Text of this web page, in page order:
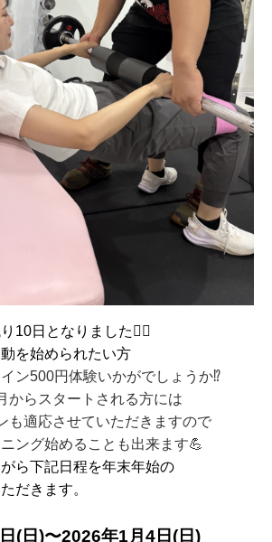
10日となりました🙇‍♂️
を始められたい方
ン500円体験いかがでしょうか⁉️
からスタートされる方には
も適応させていただきますので
ング始めることも出来ます💪
ら下記日程を年末年始の
だきます。
(日)〜2026年1月4日(日)